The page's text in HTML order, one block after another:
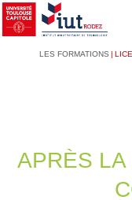
Aller
au
contenu
FilLES FORMATIONS
APRÈS LA